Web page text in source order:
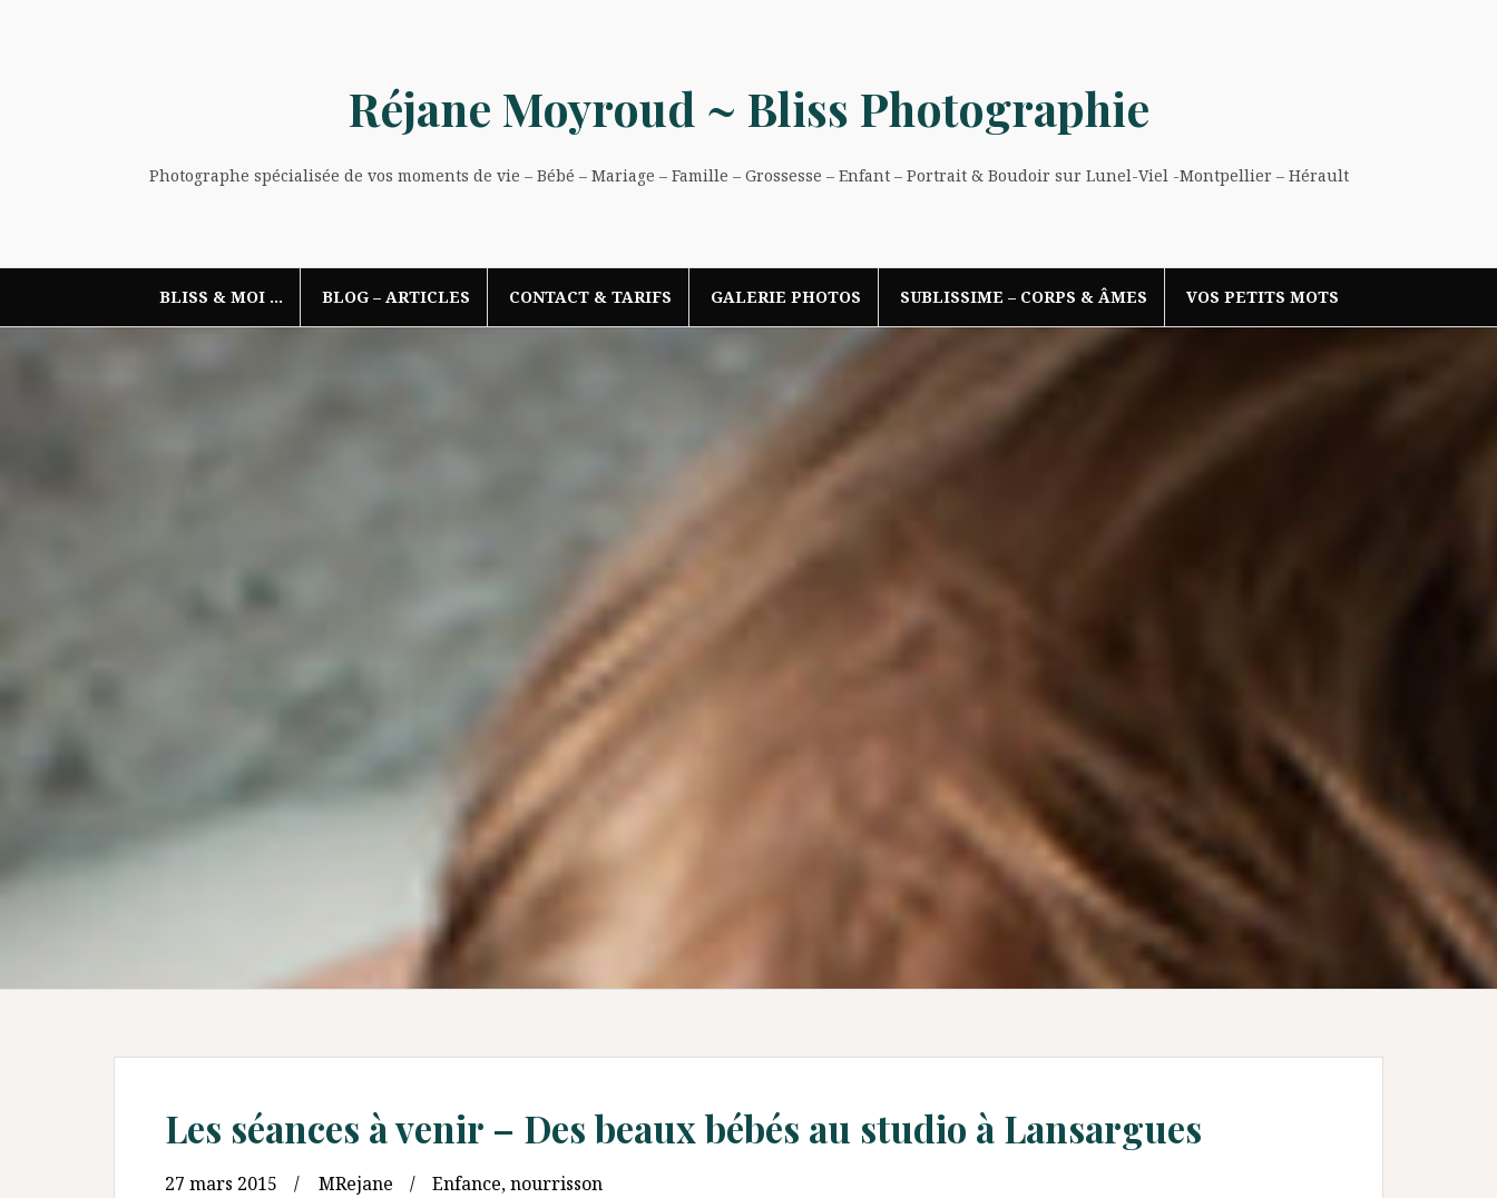
Réjane Moyroud ~ Bliss Photographie
Photographe spécialisée de vos moments de vie – Bébé – Mariage – Famille – Grossesse – Enfant – Portrait & Boudoir sur Lunel-Viel -Montpellier – Hérault
BLISS & MOI … BLOG – ARTICLES CONTACT & TARIFS GALERIE PHOTOS SUBLISSIME – CORPS & ÂMES VOS PETITS MOTS
Les séances à venir – Des beaux bébés au studio à Lansargues
27 mars 2015 MRejane Enfance,nourrisson